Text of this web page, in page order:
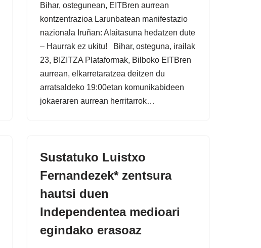
Bihar, ostegunean, EITBren aurrean
kontzentrazioa Larunbatean manifestazio
nazionala Iruñan: Alaitasuna hedatzen dute
– Haurrak ez ukitu! Bihar, osteguna, irailak
23, BIZITZA Plataformak, Bilboko EITBren
aurrean, elkarretaratzea deitzen du
arratsaldeko 19:00etan komunikabideen
jokaeraren aurrean herritarrok…
Sustatuko Luistxo
Fernandezek* zentsura
hautsi duen
Independentea medioari
egindako erasoaz